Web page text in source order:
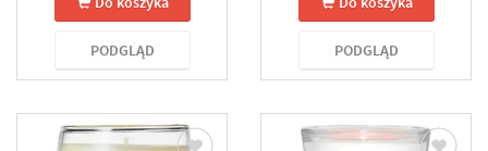
PODGLĄD PODGLĄD